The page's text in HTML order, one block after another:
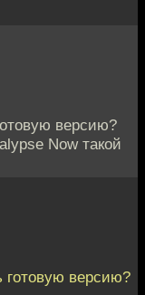
версию?
Now такой
готовую версию?